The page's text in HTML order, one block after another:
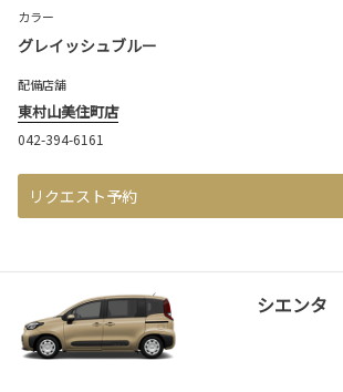
カラー
グレイッシュブルー
配備店舗
東村山美住町店
042-394-6161
リクエスト予約
シエンタ